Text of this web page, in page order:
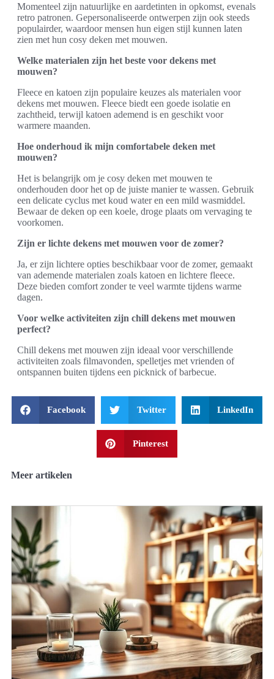
Momenteel zijn natuurlijke en aardetinten in opkomst, evenals
retro patronen. Gepersonaliseerde ontwerpen zijn ook steeds
populairder, waardoor mensen hun eigen stijl kunnen laten
zien met hun cosy deken met mouwen.
Welke materialen zijn het beste voor dekens met
mouwen?
Fleece en katoen zijn populaire keuzes als materialen voor
dekens met mouwen. Fleece biedt een goede isolatie en
zachtheid, terwijl katoen ademend is en geschikt voor
warmere maanden.
Hoe onderhoud ik mijn comfortabele deken met
mouwen?
Het is belangrijk om je cosy deken met mouwen te
onderhouden door het op de juiste manier te wassen. Gebruik
een delicate cyclus met koud water en een mild wasmiddel.
Bewaar de deken op een koele, droge plaats om vervaging te
voorkomen.
Zijn er lichte dekens met mouwen voor de zomer?
Ja, er zijn lichtere opties beschikbaar voor de zomer, gemaakt
van ademende materialen zoals katoen en lichtere fleece.
Deze bieden comfort zonder te veel warmte tijdens warme
dagen.
Voor welke activiteiten zijn chill dekens met mouwen
perfect?
Chill dekens met mouwen zijn ideaal voor verschillende
activiteiten zoals filmavonden, spelletjes met vrienden of
ontspannen buiten tijdens een picknick of barbecue.
Facebook Twitter LinkedIn
Pinterest
Meer artikelen